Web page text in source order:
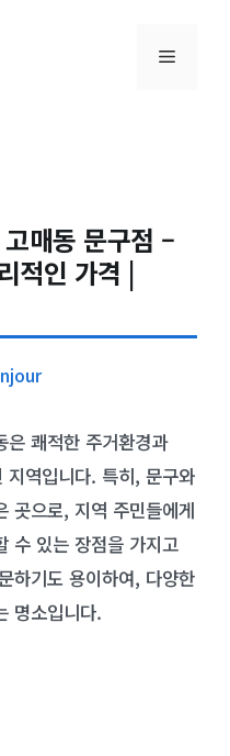
메뉴
매동 문구점 –
적인 가격 |
은 쾌적한 주거환경과
지역입니다. 특히, 문구와
곳으로, 지역 주민들에게
수 있는 장점을 가지고
하기도 용이하여, 다양한
명소입니다.